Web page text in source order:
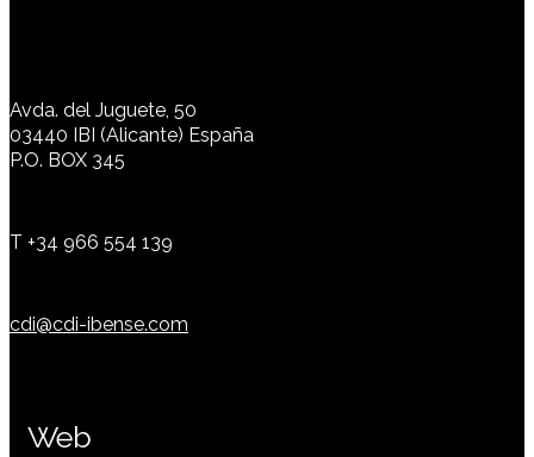
Avda. del Juguete, 50
03440 IBI (Alicante) España
P.O. BOX 345
T +34 966 554 139
cdi@cdi-ibense.com
Web